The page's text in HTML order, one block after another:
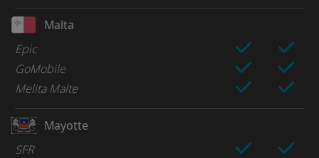
Malta
Epic
GoMobile
Melita Malte
Mayotte
SFR